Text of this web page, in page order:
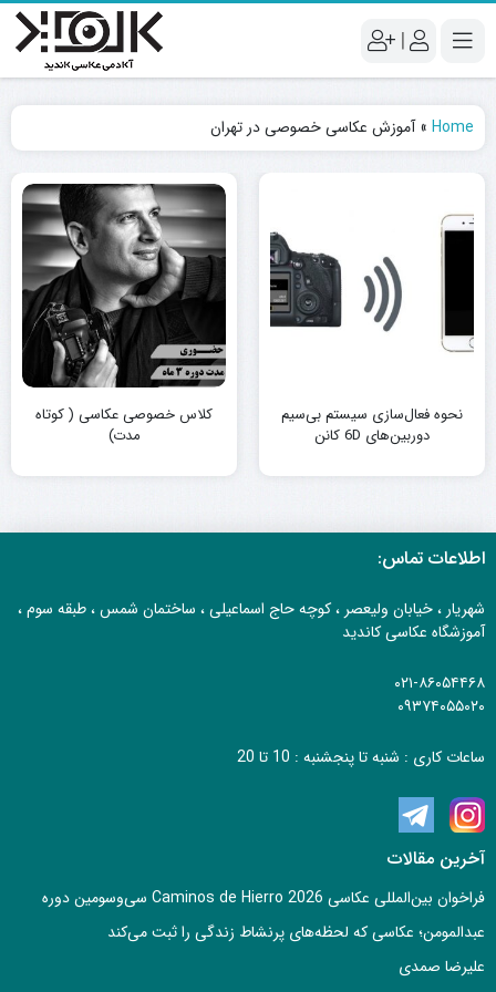
|
Home
»آموزش عکاسی خصوصی در تهران
نحوه فعال‌سازی سیستم بی‌سیم
دوربین‌های 6D کانن
کلاس خصوصی عکاسی ( کوتاه
مدت)
اطلاعات تماس:
شهریار ، خیابان ولیعصر ، کوچه حاج اسماعیلی ، ساختمان شمس ، طبقه سوم ،
آموزشگاه عکاسی کاندید
۰۲۱-۸۶۰۵۴۴۶۸
۰۹۳۷۴۰۵۵۰۲۰
ساعات کاری : شنبه تا پنجشنبه : 10 تا 20
آخرین مقالات
فراخوان بین‌المللی عکاسی Caminos de Hierro 2026 سی‌وسومین دوره
عبدالمومن؛ عکاسی که لحظه‌های پرنشاط زندگی را ثبت می‌کند
علیرضا صمدی